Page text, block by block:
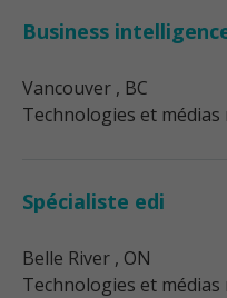
Business
Vancouver , BC
Technologies et
Spécialiste edi
Belle River , ON
Technologies et